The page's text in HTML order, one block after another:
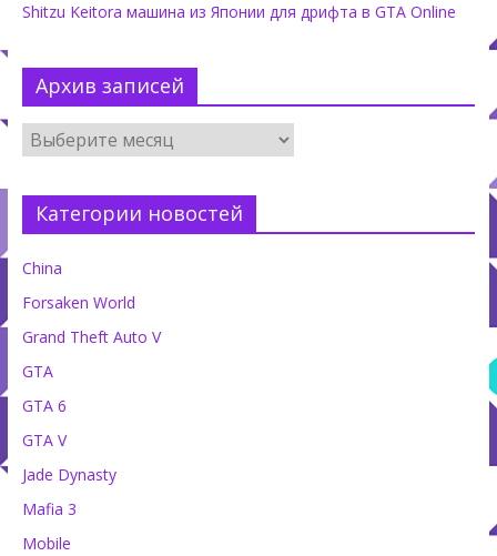
Shitzu Keitora машина из Японии для дрифта в GTA Online
Архив записей
Категории новостей
China
Forsaken World
Grand Theft Auto V
GTA
GTA 6
GTA V
Jade Dynasty
Mafia 3
Mobile